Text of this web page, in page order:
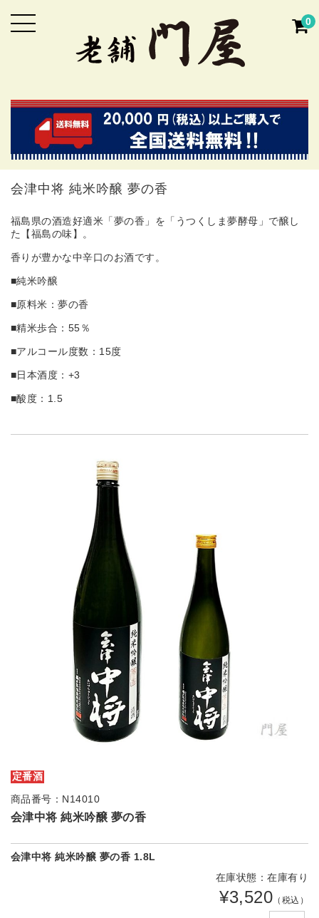
0
会津中将 純米吟醸 夢の香
福島県の酒造好適米「夢の香」を「うつくしま夢酵母」で醸し
た【福島の味】。
香りが豊かな中辛口のお酒です。
■純米吟醸
■原料米：夢の香
■精米歩合：55％
■アルコール度数：15度
■日本酒度：+3
■酸度：1.5
定番酒
商品番号：N14010
会津中将 純米吟醸 夢の香
会津中将 純米吟醸 夢の香 1.8L
在庫状態：在庫有り
¥3,520 （税込）